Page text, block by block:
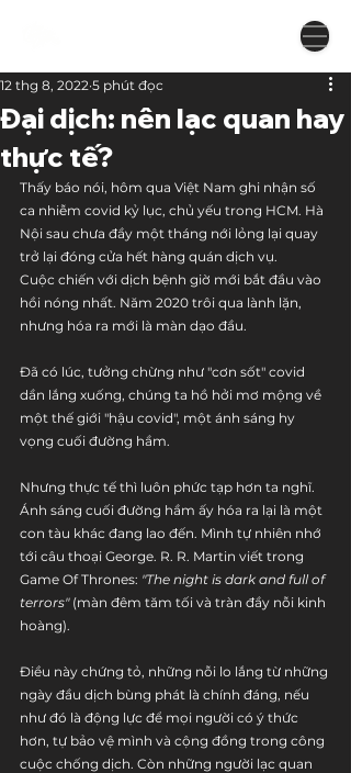
Đại dịch: nên lạc quan hay
thực tế?
12 thg 8, 2022 5 phút đọc
Thấy báo nói, hôm qua Việt Nam ghi nhận số
ca nhiễm covid kỷ lục, chủ yếu trong HCM. Hà
Nội sau chưa đầy một tháng nới lỏng lại quay
trở lại đóng cửa hết hàng quán dịch vụ.
Cuộc chiến với dịch bệnh giờ mới bắt đầu vào
hồi nóng nhất. Năm 2020 trôi qua lành lặn,
nhưng hóa ra mới là màn dạo đầu.
Đã có lúc, tưởng chừng như "cơn sốt" covid
dần lắng xuống, chúng ta hồ hởi mơ mộng về
một thế giới "hậu covid", một ánh sáng hy
vọng cuối đường hầm.
Nhưng thực tế thì luôn phức tạp hơn ta nghĩ.
Ánh sáng cuối đường hầm ấy hóa ra lại là một
con tàu khác đang lao đến. Mình tự nhiên nhớ
tới câu thoại George. R. R. Martin viết trong
Game Of Thrones: "The night is dark and full of
terrors" (màn đêm tăm tối và tràn đầy nỗi kinh
hoàng).
Điều này chứng tỏ, những nỗi lo lắng từ những
ngày đầu dịch bùng phát là chính đáng, nếu
như đó là động lực để mọi người có ý thức
hơn, tự bảo vệ mình và cộng đồng trong công
cuộc chống dịch. Còn những người lạc quan